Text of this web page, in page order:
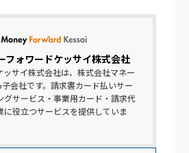
フォワードケッサイ株式会社
ッサイ株式会社は、株式会社マネー
会社です。請求書カード払いサー
グサービス・事業用カード・請求代
に役立つサービスを提供していま